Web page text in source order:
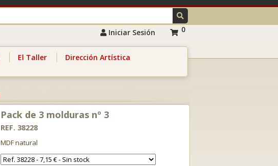
Iniciar Sesión 0
El Taller Dirección Artística
Pack de 3 molduras nº 3
REF. 38228
MDF natural